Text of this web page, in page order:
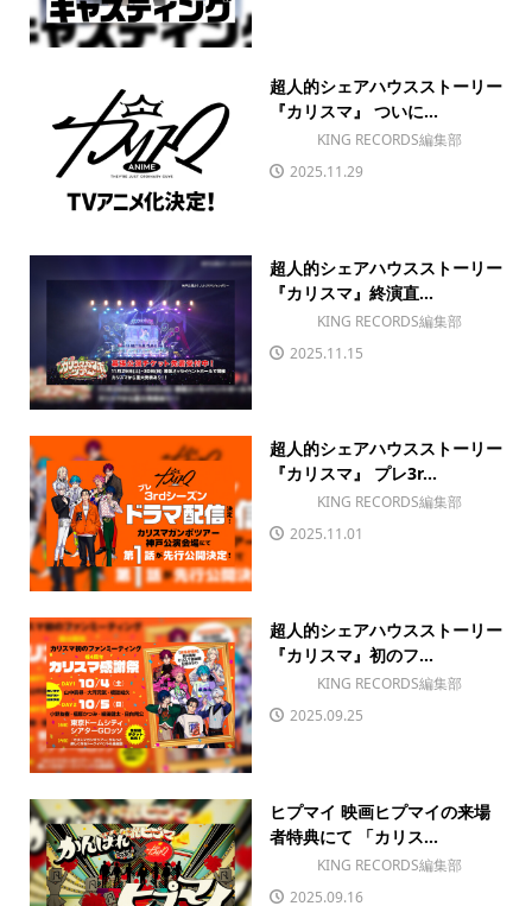
超人的シェアハウスストーリー
『カリスマ』 ついに...
KING RECORDS編集部
2025.11.29
超人的シェアハウスストーリー
『カリスマ』終演直...
KING RECORDS編集部
2025.11.15
超人的シェアハウスストーリー
『カリスマ』 プレ3r...
KING RECORDS編集部
2025.11.01
超人的シェアハウスストーリー
『カリスマ』初のフ...
KING RECORDS編集部
2025.09.25
ヒプマイ 映画ヒプマイの来場
者特典にて 「カリス...
KING RECORDS編集部
2025.09.16